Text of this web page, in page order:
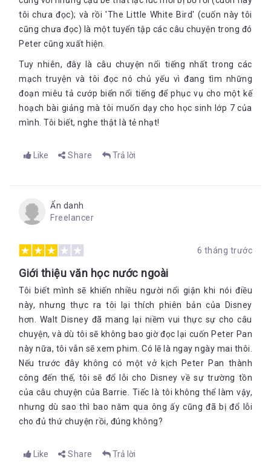
tôi chưa đọc); và rồi 'The Little White Bird' (cuốn này tôi
cũng chưa đọc) là một tuyển tập các câu chuyện trong đó
Peter cũng xuất hiện.
Tuy nhiên, đây là câu chuyện nổi tiếng nhất trong các
mạch truyện và tôi đọc nó chủ yếu vì đang tìm những
đoạn miêu tả cướp biển nổi tiếng để phục vụ cho một kế
hoạch bài giảng mà tôi muốn dạy cho học sinh lớp 7 của
mình. Tôi biết, nghe thật là tẻ nhạt!
Like Share Trả lời
Ẩn danh
Freelancer
6 tháng trước
Giới thiệu văn học nước ngoài
Tôi biết mình sẽ khiến nhiều người nổi giận khi nói điều
này, nhưng thực ra tôi lại thích phiên bản của Disney
hơn. Walt Disney đã mang lại niềm vui thực sự cho câu
chuyện, và dù tôi sẽ không bao giờ đọc lại cuốn Peter Pan
này nữa, tôi vẫn sẽ xem phim. Có lẽ là ngay ngày mai thôi.
Nếu trước đây không có một vở kịch Peter Pan thành
công đến thế, tôi sẽ đổ lỗi cho Disney về sự trường tồn
của câu chuyện của Barrie. Tiếc là tôi không thể làm vậy,
nhưng dù sao thì bao năm qua ông ấy cũng đã bị đổ lỗi
cho đủ thứ chuyện rồi, đúng không?
Like Share Trả lời